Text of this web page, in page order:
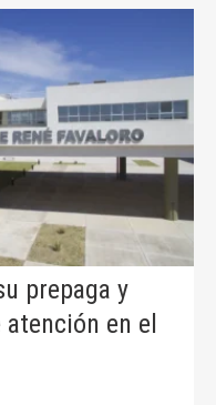
prepaga y
atención en el